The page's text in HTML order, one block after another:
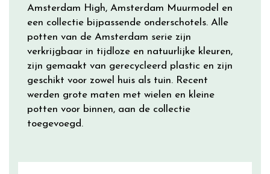
Amsterdam High, Amsterdam Muurmodel en
een collectie bijpassende onderschotels. Alle
potten van de Amsterdam serie zijn
verkrijgbaar in tijdloze en natuurlijke kleuren,
zijn gemaakt van gerecycleerd plastic en zijn
geschikt voor zowel huis als tuin. Recent
werden grote maten met wielen en kleine
potten voor binnen, aan de collectie
toegevoegd.